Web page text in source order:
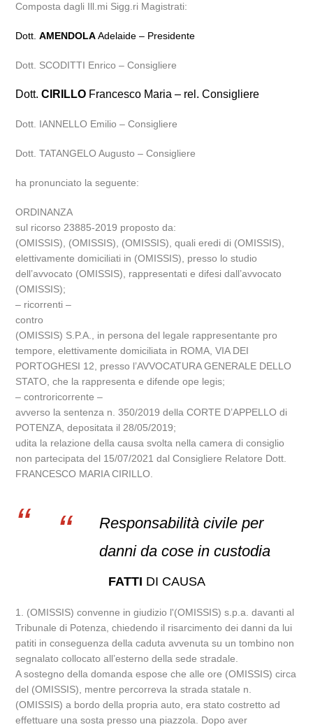
Composta dagli Ill.mi Sigg.ri Magistrati:
Dott.AMENDOLAAdelaide – Presidente
Dott. SCODITTI Enrico – Consigliere
Dott.CIRILLO Francesco Maria – rel. Consigliere
Dott. IANNELLO Emilio – Consigliere
Dott. TATANGELO Augusto – Consigliere
ha pronunciato la seguente:
ORDINANZA
sul ricorso 23885-2019 proposto da:
(OMISSIS), (OMISSIS), (OMISSIS), quali eredi di (OMISSIS),
elettivamente domiciliati in (OMISSIS), presso lo studio
dell’avvocato (OMISSIS), rappresentati e difesi dall’avvocato
(OMISSIS);
– ricorrenti –
contro
(OMISSIS) S.P.A., in persona del legale rappresentante pro
tempore, elettivamente domiciliata in ROMA, VIA DEI
PORTOGHESI 12, presso l’AVVOCATURA GENERALE DELLO
STATO, che la rappresenta e difende ope legis;
– controricorrente –
avverso la sentenza n. 350/2019 della CORTE D’APPELLO di
POTENZA, depositata il 28/05/2019;
udita la relazione della causa svolta nella camera di consiglio
non partecipata del 15/07/2021 dal Consigliere Relatore Dott.
FRANCESCO MARIA CIRILLO.
Responsabilità civile per
danni da cose in custodia
FATTI DI CAUSA
1. (OMISSIS) convenne in giudizio l'(OMISSIS) s.p.a. davanti al
Tribunale di Potenza, chiedendo il risarcimento dei danni da lui
patiti in conseguenza della caduta avvenuta su un tombino non
segnalato collocato all’esterno della sede stradale.
A sostegno della domanda espose che alle ore (OMISSIS) circa
del (OMISSIS), mentre percorreva la strada statale n.
(OMISSIS) a bordo della propria auto, era stato costretto ad
effettuare una sosta presso una piazzola. Dopo aver